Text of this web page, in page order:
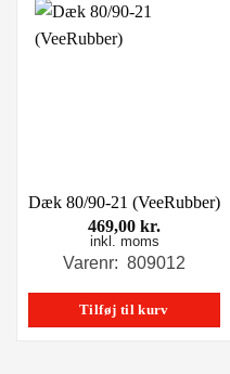
Dæk 80/90-21 (VeeRubber)
469,00 kr.
inkl. moms
Varenr: 809012
Tilføj til kurv